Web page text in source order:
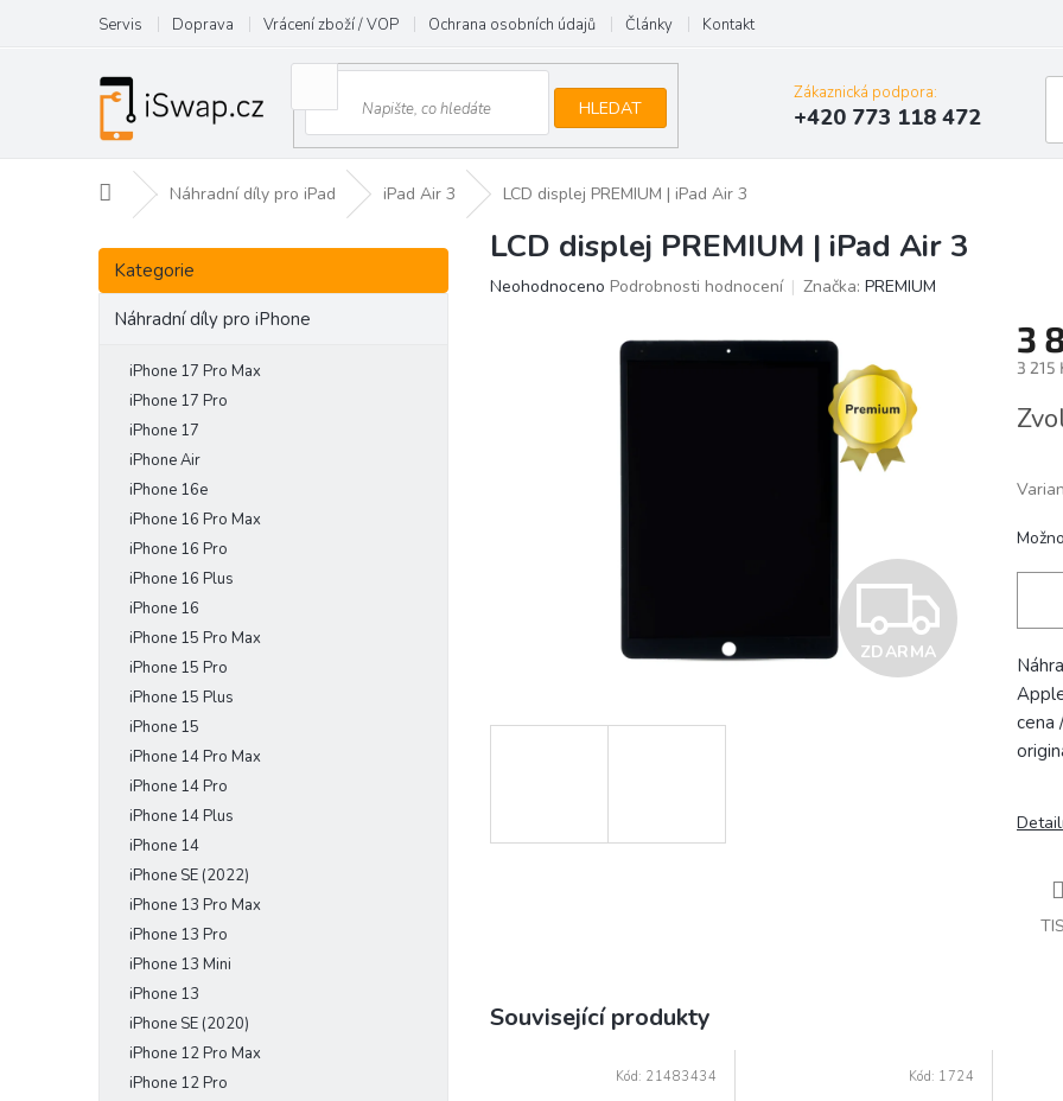
obsah
Servis Doprava Vrácení zboží / VOP Ochrana osobních údajů Články Kontakt
HLEDAT
Zákaznická podpora:
+420 773 118 472
Domů Náhradní díly pro iPad iPad Air 3 LCD displej PREMIUM | iPad Air 3
P
s
Přeskočit
kategorie
Kategorie
Náhradní díly pro iPhone
iPhone 17 Pro Max
iPhone 17 Pro
iPhone 17
iPhone Air
iPhone 16e
iPhone 16 Pro Max
iPhone 16 Pro
iPhone 16 Plus
iPhone 16
iPhone 15 Pro Max
iPhone 15 Pro
iPhone 15 Plus
iPhone 15
iPhone 14 Pro Max
iPhone 14 Pro
iPhone 14 Plus
iPhone 14
iPhone SE (2022)
iPhone 13 Pro Max
iPhone 13 Pro
iPhone 13 Mini
iPhone 13
iPhone SE (2020)
iPhone 12 Pro Max
iPhone 12 Pro
LCD displej PREMIUM | iPad Air 3
Průměrné
Neohodnoceno Podrobnosti hodnocení Značka: PREMIUM
Z
ZDARMA
3
3 215
cena:
cena
Související produkty
Kód: 21483434 Kód: 1724